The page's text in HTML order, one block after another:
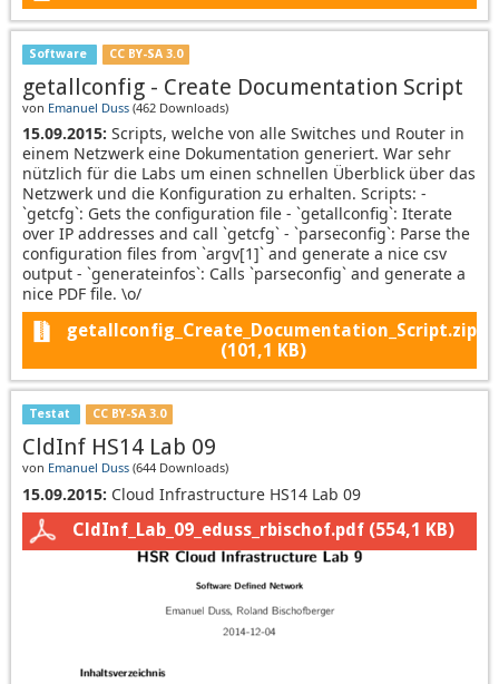
Software CC BY-SA 3.0
getallconfig - Create Documentation Script
von Emanuel Duss (462 Downloads)
15.09.2015: Scripts, welche von alle Switches und Router in
einem Netzwerk eine Dokumentation generiert. War sehr
nützlich für die Labs um einen schnellen Überblick über das
Netzwerk und die Konfiguration zu erhalten. Scripts: -
`getcfg`: Gets the configuration file - `getallconfig`: Iterate
over IP addresses and call `getcfg` - `parseconfig`: Parse the
configuration files from `argv[1]` and generate a nice csv
output - `generateinfos`: Calls `parseconfig` and generate a
nice PDF file. \o/
getallconfig_Create_Documentation_Script.zip
(101,1 KB)
Testat CC BY-SA 3.0
CldInf HS14 Lab 09
von Emanuel Duss (644 Downloads)
15.09.2015: Cloud Infrastructure HS14 Lab 09
CldInf_Lab_09_eduss_rbischof.pdf (554,1 KB)